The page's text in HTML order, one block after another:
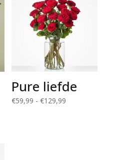
Pure liefde
€59,99 - €129,99